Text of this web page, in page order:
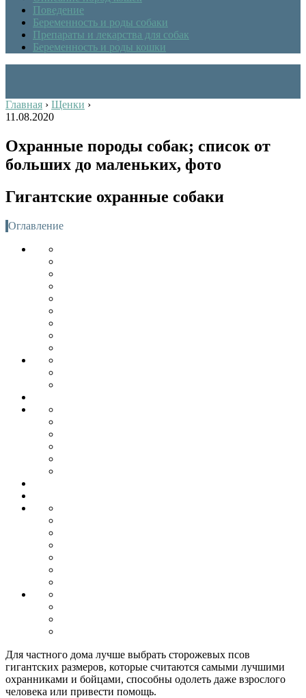
Поведение
Беременность и роды собаки
Препараты и лекарства для собак
Беременность и роды кошки
Главная › Щенки ›
11.08.2020
Охранные породы собак; список от
больших до маленьких, фото
Гигантские охранные собаки
Оглавление
Для частного дома лучше выбрать сторожевых псов
гигантских размеров, которые считаются самыми лучшими
охранниками и бойцами, способны одолеть даже взрослого
человека или привести помощь.